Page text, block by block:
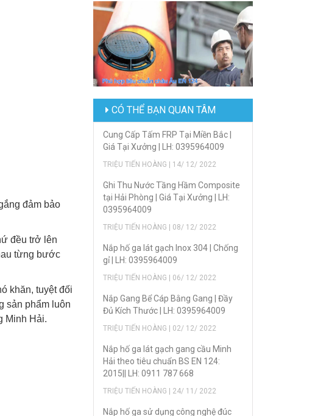
đảm bảo
đều trở lên
từng bước
khăn, tuyệt đối
sản phẩm luôn
Minh Hải.
CÓ THỂ BẠN QUAN TÂM
Cung Cấp Tấm FRP Tại Miền Bắc |
Giá Tại Xưởng | LH: 0395964009
TRIỆU TIẾN HOÀNG | 14/ 12/ 2022
Ghi Thu Nước Tầng Hầm Composite
tại Hải Phòng | Giá Tại Xưởng | LH:
0395964009
TRIỆU TIẾN HOÀNG | 08/ 12/ 2022
Nắp hố ga lát gạch Inox 304 | Chống
gỉ | LH: 0395964009
TRIỆU TIẾN HOÀNG | 06/ 12/ 2022
Nắp Gang Bể Cáp Bằng Gang | Đầy
Đủ Kích Thước | LH: 0395964009
TRIỆU TIẾN HOÀNG | 02/ 12/ 2022
Nắp hố ga lát gạch gang cầu Minh
Hải theo tiêu chuẩn BS EN 124:
2015|| LH: 0911 787 668
TRIỆU TIẾN HOÀNG | 24/ 11/ 2022
Nắp hố ga sử dụng công nghệ đúc